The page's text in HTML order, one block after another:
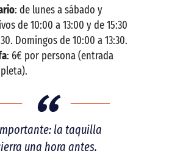
: de lunes a sábado y
de 10:00 a 13:00 y de 15:30
Domingos de 10:00 a 13:30.
: 6€ por persona (entrada
la taquilla
una hora antes.